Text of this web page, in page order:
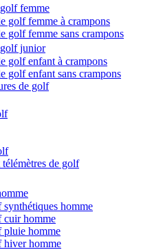
femme
golf femme à crampons
golf femme sans crampons
golf junior
golf enfant à crampons
golf enfant sans crampons
de golf
de golf
synthétiques homme
cuir homme
pluie homme
hiver homme